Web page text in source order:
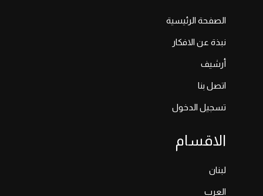
الصفحة الرئيسية
نبذة عن الافكار
أرشيف
اتصل بنا
تسجيل الدخول
الاقسام
لبنان
العرب